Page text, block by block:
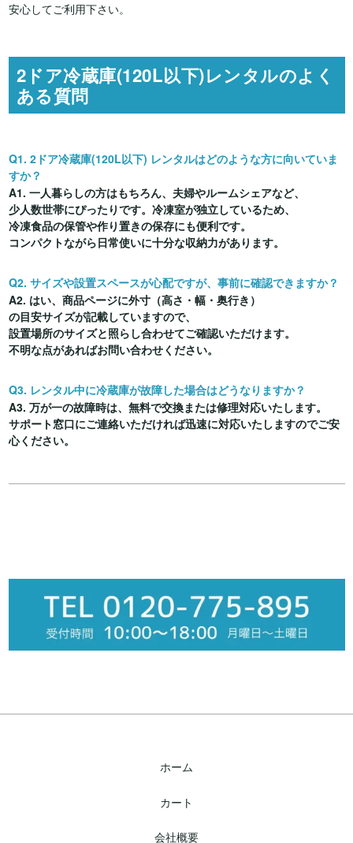
安心してご利用下さい。
2ドア冷蔵庫(120L以下)レンタルのよく
ある質問
Q1. 2ドア冷蔵庫(120L以下) レンタルはどのような方に向いていま
すか？
A1. 一人暮らしの方はもちろん、夫婦やルームシェアなど、
少人数世帯にぴったりです。冷凍室が独立しているため、
冷凍食品の保管や作り置きの保存にも便利です。
コンパクトながら日常使いに十分な収納力があります。
Q2. サイズや設置スペースが心配ですが、事前に確認できますか？
A2. はい、商品ページに外寸（高さ・幅・奥行き）
の目安サイズが記載していますので、
設置場所のサイズと照らし合わせてご確認いただけます。
不明な点があればお問い合わせください。
Q3. レンタル中に冷蔵庫が故障した場合はどうなりますか？
A3. 万が一の故障時は、無料で交換または修理対応いたします。
サポート窓口にご連絡いただければ迅速に対応いたしますのでご安
心ください。
ホーム
カート
会社概要